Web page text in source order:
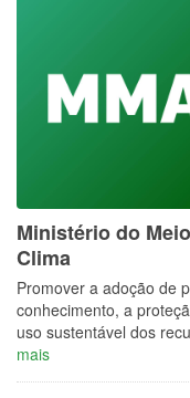
Ministério do
Clima
Promover a adoção de
conhecimento, a
uso sustentável dos
mais